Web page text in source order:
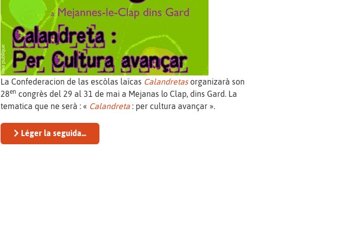
La Confederacion de las escòlas laïcas Calandretasorganizarà son
28en congrès del 29 al 31 de mai a Mejanas lo Clap, dins Gard. La
tematica que ne serà : « Calandreta : per cultura avançar ».
Léger la seguida...